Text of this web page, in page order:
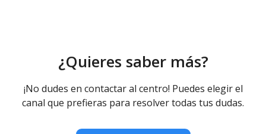
¿Quieres saber más?
¡No dudes en contactar al centro! Puedes elegir el
canal que prefieras para resolver todas tus dudas.